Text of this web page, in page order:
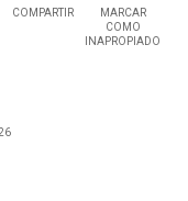
COMPARTIR
MARCAR
COMO
INAPROPIADO